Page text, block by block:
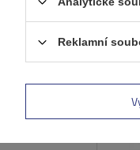
Reklamní